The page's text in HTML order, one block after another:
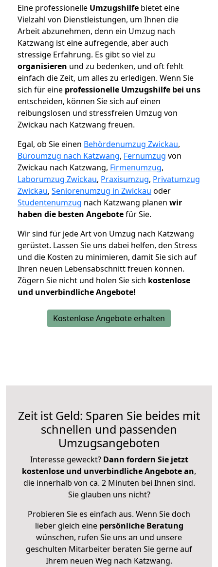
Eine professionelle Umzugshilfe bietet eine
Vielzahl von Dienstleistungen, um Ihnen die
Arbeit abzunehmen, denn ein Umzug nach
Katzwang ist eine aufregende, aber auch
stressige Erfahrung. Es gibt so viel zu
organisieren und zu bedenken, und oft fehlt
einfach die Zeit, um alles zu erledigen. Wenn Sie
sich für eine professionelle Umzugshilfe bei uns
entscheiden, können Sie sich auf einen
reibungslosen und stressfreien Umzug von
Zwickau nach Katzwang freuen.
Egal, ob Sie einen Behördenumzug Zwickau,
Büroumzug nach Katzwang, Fernumzug von
Zwickau nach Katzwang, Firmenumzug,
Laborumzug Zwickau, Praxisumzug, Privatumzug
Zwickau, Seniorenumzug in Zwickau oder
Studentenumzug nach Katzwang planen wir
haben die besten Angebotefür Sie.
Wir sind für jede Art von Umzug nach Katzwang
gerüstet. Lassen Sie uns dabei helfen, den Stress
und die Kosten zu minimieren, damit Sie sich auf
Ihren neuen Lebensabschnitt freuen können.
Zögern Sie nicht und holen Sie sich kostenlose
und unverbindliche Angebote!
Kostenlose Angebote erhalten
Zeit ist Geld: Sparen Sie beides mit
schnellen und passenden
Umzugsangeboten
Interesse geweckt? Dann fordern Sie jetzt
kostenlose und unverbindliche Angebote an,
die innerhalb von ca. 2 Minuten bei Ihnen sind.
Sie glauben uns nicht?
Probieren Sie es einfach aus. Wenn Sie doch
lieber gleich eine persönliche Beratung
wünschen, rufen Sie uns an und unsere
geschulten Mitarbeiter beraten Sie gerne auf
Ihrem neuen Weg nach Katzwang.